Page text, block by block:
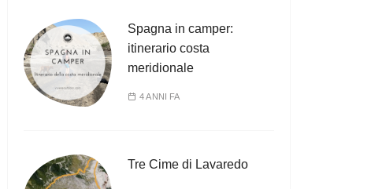
Spagna in camper:
itinerario costa
meridionale
4 ANNI FA
Tre Cime di Lavaredo